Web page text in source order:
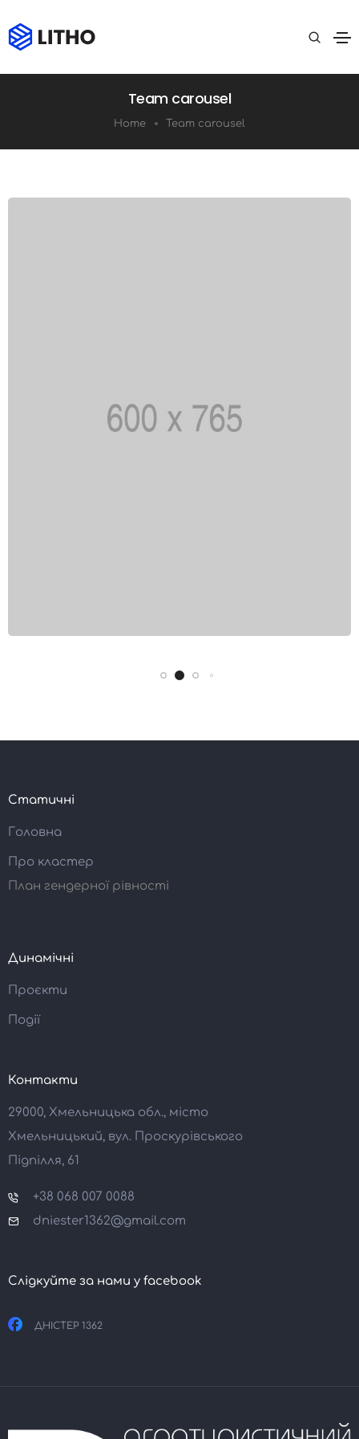
Team carousel
Home Team carousel
Статичні
Головна
Про кластер
План гендерної рівності
Динамічні
Проєкти
Події
Контакти
29000, Хмельницька обл., місто
Хмельницький, вул. Проскурівського
Підпілля, 61
+38 068 007 0088
dniester1362@gmail.com
Слідкуйте за нами у facebook
ДНІСТЕР 1362